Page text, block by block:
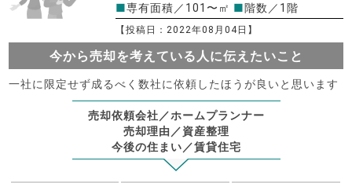
■専有面積／101〜㎡ ■階数／1階
【投稿日：2022年08月04日】
今から売却を考えている人に伝えたいこと
一社に限定せず成るべく数社に依頼したほうが良いと思います
売却依頼会社／ホームプランナー
売却理由／資産整理
今後の住まい／賃貸住宅